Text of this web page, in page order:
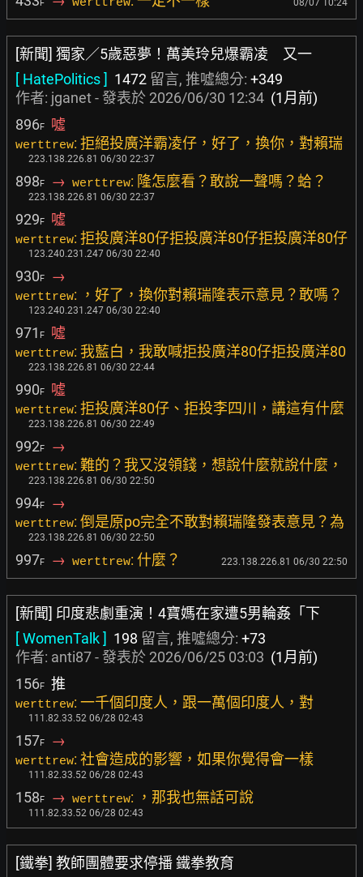
F werttrew 08/07 10:24
[新聞] 獨家／5歲惡夢！萬美玲兒爆霸凌 又一
[ HatePolitics ] 1472 留言, 推噓總分: +349
作者: jganet- 發表於 2026/06/30 12:34 (1月前)
896F 噓
werttrew: 拒絕投廣洋霸凌仔，好了，換你，對賴瑞
223.138.226.81 06/30 22:37
898F → werttrew: 隆怎麼看？敢說一聲嗎？蛤？
223.138.226.81 06/30 22:37
929F 噓
werttrew: 拒投廣洋80仔拒投廣洋80仔拒投廣洋80仔
123.240.231.247 06/30 22:40
930F →
werttrew: ，好了，換你對賴瑞隆表示意見？敢嗎？
123.240.231.247 06/30 22:40
971 F 噓
werttrew: 我藍白，我敢喊拒投廣洋80仔拒投廣洋80
223.138.226.81 06/30 22:44
990F 噓
werttrew: 拒投廣洋80仔、拒投李四川，講這有什麼
223.138.226.81 06/30 22:49
992F →
werttrew: 難的？我又沒領錢，想說什麼就說什麼，
223.138.226.81 06/30 22:50
994F →
werttrew: 倒是原po完全不敢對賴瑞隆發表意見？為
223.138.226.81 06/30 22:50
997F → werttrew: 什麼？ 223.138.226.81 06/30 22:50
[新聞] 印度悲劇重演！4寶媽在家遭5男輪姦「下
[ WomenTalk ] 198 留言, 推噓總分: +73
作者: anti87- 發表於 2026/06/25 03:03 (1月前)
156F 推
werttrew: 一千個印度人，跟一萬個印度人，對
111.82.33.52 06/28 02:43
157F →
werttrew: 社會造成的影響，如果你覺得會一樣
111.82.33.52 06/28 02:43
158F → werttrew: ，那我也無話可說
111.82.33.52 06/28 02:43
[鐵拳] 教師團體要求停播 鐵拳教育